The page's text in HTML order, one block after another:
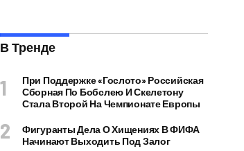
В Тренде
При Поддержке «Гослото» Российская
Сборная По Бобслею И Скелетону
Стала Второй На Чемпионате Европы
Фигуранты Дела О Хищениях В ФИФА
Начинают Выходить Под Залог